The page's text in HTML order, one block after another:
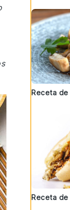
Receta de
Receta de